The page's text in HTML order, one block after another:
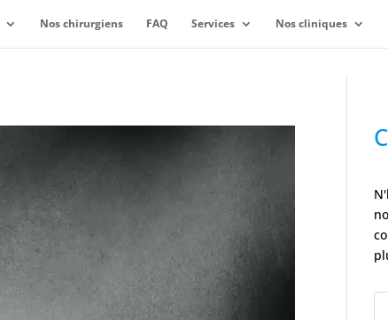
Nos chirurgiens FAQ Services Nos cliniques